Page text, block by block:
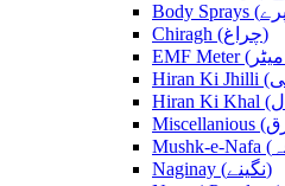
Chiragh (چراغ)
Naginay (نگینے)